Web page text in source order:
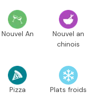
Nouvel An
Nouvel an
chinois
Pizza Plats froids